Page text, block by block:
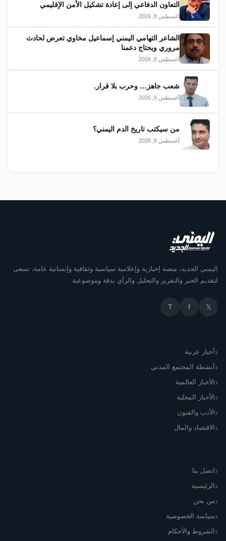
التعاون الدفاعي إلى إعادة تشكيل الأمن الإقليمي
أغسطس 8, 2026
الشاعر التهامي اليمني إسماعيل مخاوي تعرض لحادث
مروري ويحتاج دعمنا
أغسطس 8, 2026
شعب جاهز… وحرب بلا قرار.
أغسطس 8, 2026
من سيكتب تاريخ الدم اليمني؟
أغسطس 8, 2026
اليمني الجديد، منصة إخبارية وإعلامية سياسية وثقافية وإنسانية عامة، تسعى
لتقديم الخبر والتقرير والتحليل والرأي بدقة وموضوعية
𝕏
f
T
أخبار عربية
أنشطة المجتمع المدني
الأخبار العالمية
الأخبار المحلية
الأدب والفنون
الاقتصاد والمال
اتصل بنا
الرئيسية
من نحن
سياسة الخصوصية
الشروط والأحكام